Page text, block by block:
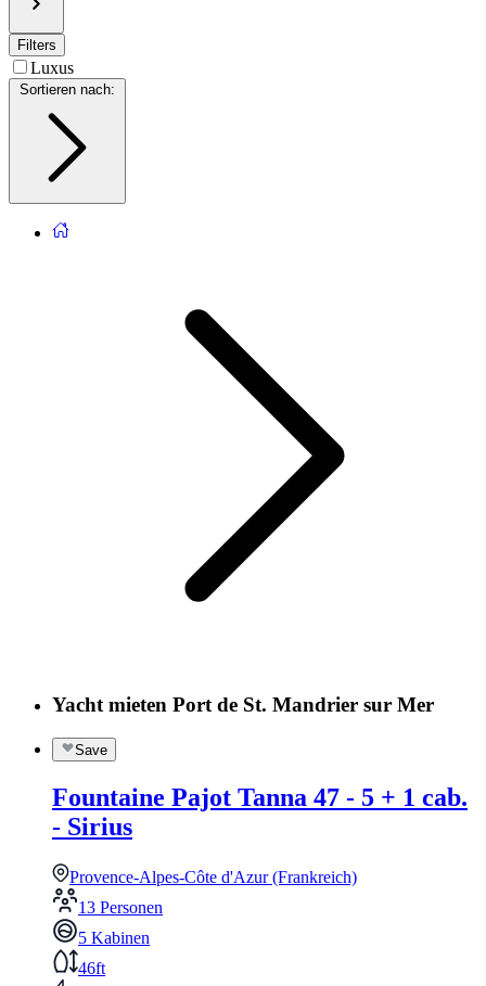
Filters
Luxus
Sortieren nach
Yacht mieten Port de St. Mandrier sur Mer
Save
Fountaine Pajot Tanna 47 - 5 + 1 cab.
- Sirius
Provence-Alpes-Côte d'Azur (Frankreich)
13 Personen
5 Kabinen
46ft